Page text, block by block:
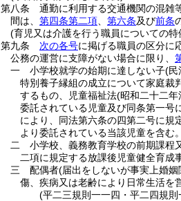
第八条
通勤に利用する交通機関の混雑
間は、 第四条第二項 第六条及び前条
(育児又は介護を行う職員についての特
第九条
次の各号に掲げる職員の区分に
公務の運営に支障がない場合に限り、
一
小学校就学の始期に達しない子(民
特別養子縁組の成立について家庭裁
するもの、児童福祉法(昭和二十二年
委託されている児童及び同条第一号
により、同法第六条の四第二号に規
より委託されている当該児童を含む
二
小学校、義務教育学校の前期課
二項に規定する放課後児童健全育成
三
配偶者(届出をしないが事実上婚姻
傷、疾病又は老齢により日常生活を
(平二三規則一一四・平二四規